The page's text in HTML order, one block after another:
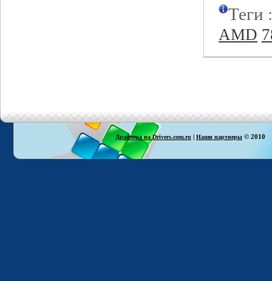
Теги
AMD
Драйвера на Drivers.com.ru | Наши партнеры © 2010